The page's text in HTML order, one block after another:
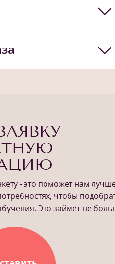
- это поможет нам
чтобы
Это займет не